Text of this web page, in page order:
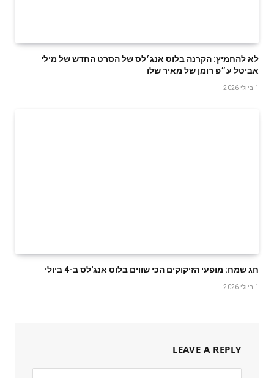
לא להחמיץ: הקרנה בלוס אנג׳לס של הסרט החדש של מילי
אביטל ע״פ רומן של מאיר שלו
1 ביולי 2026
חג שמח: מופעי הזיקוקים הכי שווים בלוס אנג'לס ב-4 ביולי
1 ביולי 2026
LEAVE A REPLY